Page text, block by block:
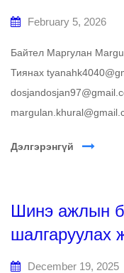
February 5, 2026
Байтел Маргулан
Тиянах
Дэлгэрэнгүй
Шинэ ажлын
шалгаруулах
December 19, 2025